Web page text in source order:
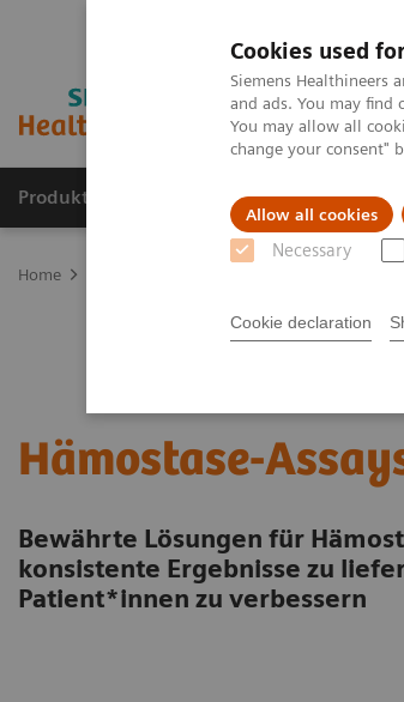
Cookies used
Siemens Healthineers
and ads. You may
You may allow all
change your consent"
Allow all cookies
Necessary
Cookie declaration
Produkte & Services
Home
Hämostase-
Bewährte Lösungen für
konsistente Ergebnisse zu
Patient*innen zu verbessern